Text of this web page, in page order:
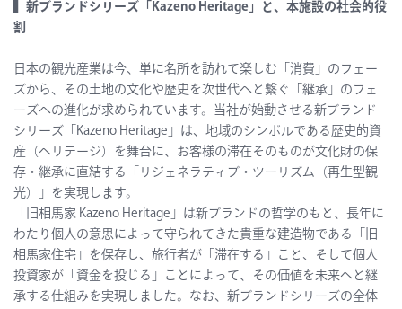
▍新ブランドシリーズ「Kazeno Heritage」と、本施設の社会的役
割
日本の観光産業は今、単に名所を訪れて楽しむ「消費」のフェー
ズから、その土地の文化や歴史を次世代へと繋ぐ「継承」のフェ
ーズへの進化が求められています。当社が始動させる新ブランド
シリーズ「Kazeno Heritage」は、地域のシンボルである歴史的資
産（ヘリテージ）を舞台に、お客様の滞在そのものが文化財の保
存・継承に直結する「リジェネラティブ・ツーリズム（再生型観
光）」を実現します。
「旧相馬家 Kazeno Heritage」は新ブランドの哲学のもと、長年に
わたり個人の意思によって守られてきた貴重な建造物である「旧
相馬家住宅」を保存し、旅行者が「滞在する」こと、そして個人
投資家が「資金を投じる」ことによって、その価値を未来へと継
承する仕組みを実現しました。なお、新ブランドシリーズの全体